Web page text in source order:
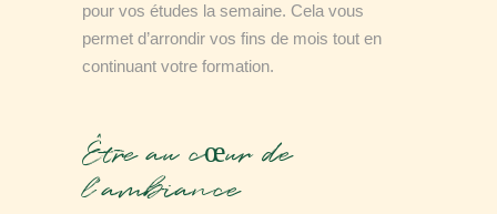
pour vos études la semaine. Cela vous
permet d’arrondir vos fins de mois tout en
continuant votre formation.
Être au cœur de
l’ambiance